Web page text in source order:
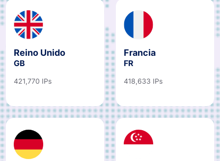
Reino Unido
GB
421,770 IPs
Francia
FR
418,633 IPs